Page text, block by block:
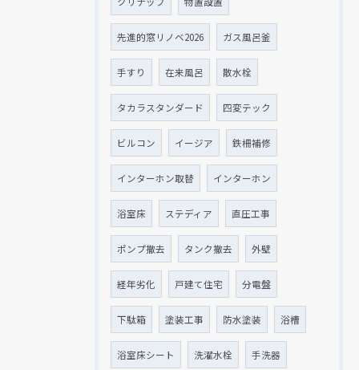
先進的窓リノベ2026 ガス風呂釜
手すり 在来風呂 散水栓
タカラスタンダード 四変テック
ビルコン イージア 鉄柵補修
インターホン取替 インターホン
浴室床 ステディア 直圧工事
ポンプ撤去 タンク撤去 外壁
経年劣化 戸建て住宅 分電盤
下駄箱 塗装工事 防水塗装 浴槽
浴室床シート 洗濯水栓 手洗器